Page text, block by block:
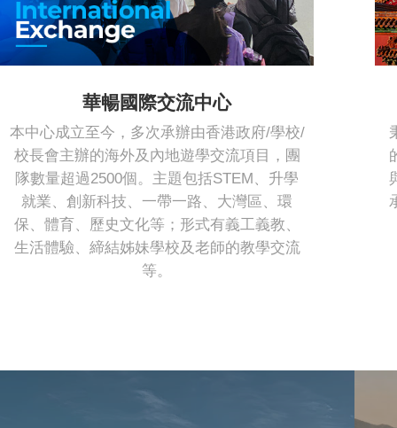
華暢國際交流中心
本中心成立至今，多次承辦由香港政府/學校/
校長會主辦的海外及內地遊學交流項目，團
隊數量超過2500個。主題包括STEM、升學
就業、創新科技、一帶一路、大灣區、環
保、體育、歷史文化等；形式有義工義教、
生活體驗、締結姊妹學校及老師的教學交流
等。